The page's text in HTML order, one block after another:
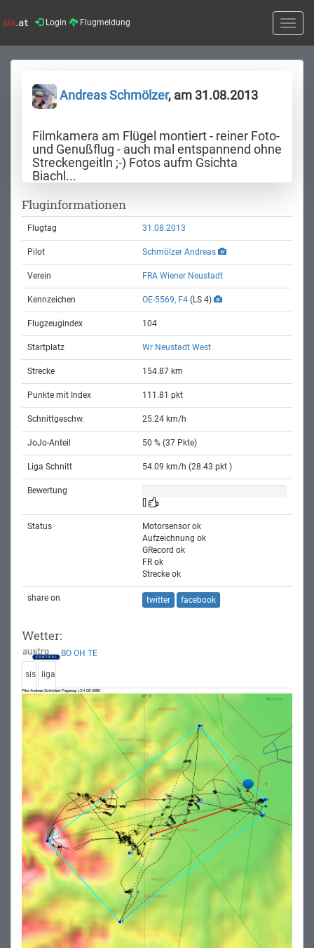
Login Flugmeldung
Toggle
Andreas Schmölzer, am 31.08.2013
Filmkamera am Flügel montiert - reiner Foto-
und Genußflug - auch mal entspannend ohne
Streckengeitln ;-) Fotos aufm Gsichta
Biachl...
Fluginformationen
Flugtag 31.08.2013
Pilot Schmölzer Andreas
Verein FRA Wiener Neustadt
Kennzeichen OE-5569, F4 (LS 4)
Flugzeugindex 104
Startplatz Wr Neustadt West
Strecke 154.87 km
Punkte mit Index 111.81 pkt
Schnittgeschw. 25.24 km/h
JoJo-Anteil 50 % (37 Pkte)
Liga Schnitt 54.09 km/h (28.43 pkt )
Bewertung
Status
Motorsensor ok
Aufzeichnung ok
GRecord ok
FR ok
Strecke ok
share on twitter facebook
Wetter:
BO OH TE
sis liga